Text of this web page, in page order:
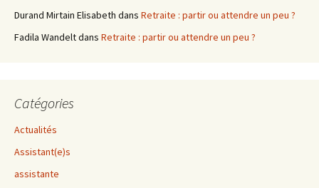
Durand Mirtain Elisabeth dans Retraite : partir ou attendre un peu ?
Fadila Wandeltdans Retraite : partir ou attendre un peu ?
Catégories
Actualités
Assistant(e)s
assistante